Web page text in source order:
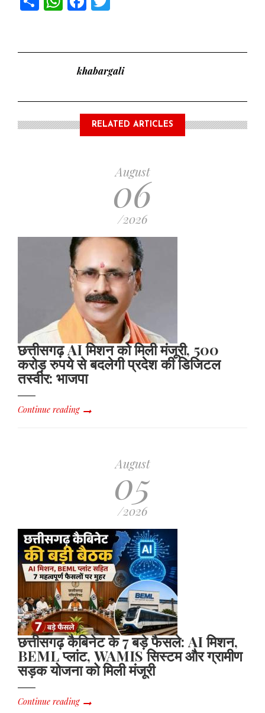
khabargali
RELATED ARTICLES
August
06
/2026
छत्तीसगढ़ AI मिशन को मिली मंजूरी, 500
करोड़ रुपये से बदलेगी प्रदेश की डिजिटल
तस्वीर: भाजपा
Continue reading
August
05
/2026
छत्तीसगढ़ कैबिनेट के 7 बड़े फैसले: AI मिशन,
BEML प्लांट, WAMIS सिस्टम और ग्रामीण
सड़क योजना को मिली मंजूरी
Continue reading